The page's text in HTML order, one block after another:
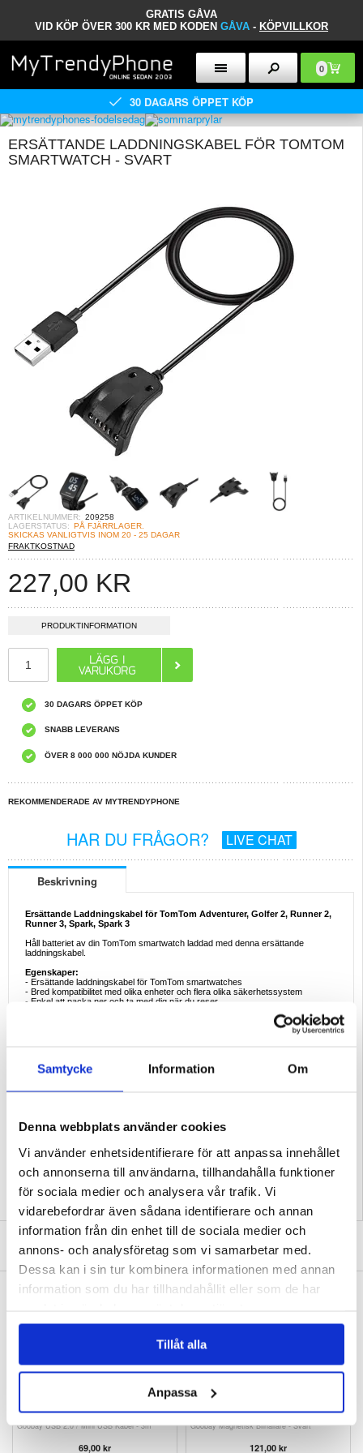
Samtycke Information Om
Denna webbplats använder cookies
Vi använder enhetsidentifierare för att anpassa innehållet
och annonserna till användarna, tillhandahålla funktioner
för sociala medier och analysera vår trafik. Vi
vidarebefordrar även sådana identifierare och annan
information från din enhet till de sociala medier och
annons- och analysföretag som vi samarbetar med.
Dessa kan i sin tur kombinera informationen med annan
information som du har tillhandahållit eller som de har
Tillåt alla
Anpassa
GRATIS GÅVA
VID KÖP ÖVER 300 KR MED KODEN GÅVA - KÖPVILLKOR
0
30 DAGARS ÖPPET KÖP
ERSÄTTANDE LADDNINGSKABEL FÖR TOMTOM
SMARTWATCH - SVART
ARTIKELNUMMER: 209258
LAGERSTATUS: PÅ FJÄRRLAGER.
SKICKAS VANLIGTVIS INOM 20 - 25 DAGAR
FRAKTKOSTNAD
227,00 KR
PRODUKTINFORMATION
30 DAGARS ÖPPET KÖP
SNABB LEVERANS
ÖVER 8 000 000 NÖJDA KUNDER
REKOMMENDERADE AV MYTRENDYPHONE
HAR DU FRÅGOR? LIVE CHAT
Beskrivning
Ersättande Laddningskabel för TomTom Adventurer, Golfer 2, Runner 2,
Runner 3, Spark, Spark 3
Håll batteriet av din TomTom smartwatch laddad med denna ersättande
laddningskabel.
Egenskaper:
- Ersättande laddningskabel för TomTom smartwatches
- Bred kompatibilitet med olika enheter och flera olika säkerhetssystem
- Enkel att packa ner och ta med dig när du reser
- TomTom Runner 3
- TomTom Spark 3
EAN: 5714122015709
Relaterade kategorier:
Bluetooth , Smartwatch, Smartwatch tillbehör
SKRIV EN RECENSION
ANDRA KUNDER HAR OCKSÅ KÖPT
Goobay USB 2.0 / Mini USB Kabel - 3m
69,00 kr
Goobay Magnetisk Bilhållare - Svart
121,00 kr